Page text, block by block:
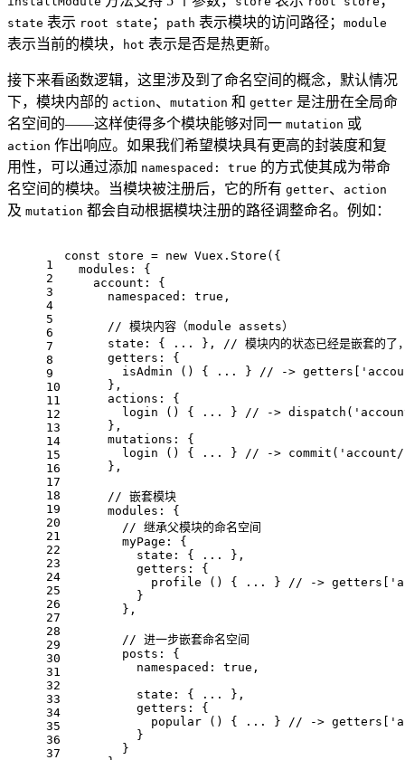
state 表示 root state ； path 表示模块的访问路径； module
表示当前的模块， hot 表示是否是热更新。
接下来看函数逻辑，这里涉及到了命名空间的概念，默认情况
下，模块内部的 action、 mutation 和 getter 是注册在全局命
名空间的——这样使得多个模块能够对同一 mutation 或
action 作出响应。如果我们希望模块具有更高的封装度和复
用性，可以通过添加 namespaced: true 的方式使其成为带命
名空间的模块。当模块被注册后，它的所有 getter、 action
及 mutation 都会自动根据模块注册的路径调整命名。例如：
1
2
3
4
5
6
7
8
9
10
11
12
13
14
15
16
17
18
19
20
21
22
23
24
25
26
27
28
29
30
31
32
33
34
35
36
37
const store = new Vuex . Store ({
modules : {
account : {
namespaced : true ,
// 模块内容（module assets）
state : { ... }, // 模块内的状态已经是嵌套的
getters : {
isAdmin () { ... } // ->
      },
actions : {
login () { ... } // ->
      },
mutations : {
login () { ... } // ->
      },
// 嵌套模块
modules : {
// 继承父模块的命名空间
myPage : {
state : { ... },
getters : {
profile () { ... } // ->
          }
        },
// 进一步嵌套命名空间
posts : {
namespaced : true ,
state : { ... },
getters : {
popular () { ... } // ->
          }
        }